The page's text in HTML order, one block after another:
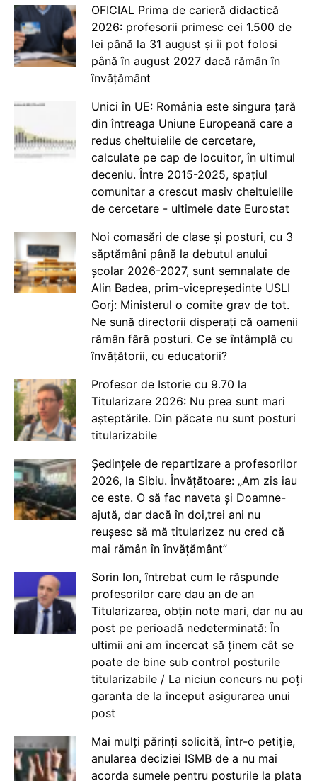
OFICIAL Prima de carieră didactică
2026: profesorii primesc cei 1.500 de
lei până la 31 august și îi pot folosi
până în august 2027 dacă rămân în
învățământ
Unici în UE: România este singura țară
din întreaga Uniune Europeană care a
redus cheltuielile de cercetare,
calculate pe cap de locuitor, în ultimul
deceniu. Între 2015-2025, spațiul
comunitar a crescut masiv cheltuielile
de cercetare - ultimele date Eurostat
Noi comasări de clase și posturi, cu 3
săptămâni până la debutul anului
școlar 2026-2027, sunt semnalate de
Alin Badea, prim-vicepreședinte USLI
Gorj: Ministerul o comite grav de tot.
Ne sună directorii disperați că oamenii
rămân fără posturi. Ce se întâmplă cu
învățătorii, cu educatorii?
Profesor de Istorie cu 9.70 la
Titularizare 2026: Nu prea sunt mari
așteptările. Din păcate nu sunt posturi
titularizabile
Ședințele de repartizare a profesorilor
2026, la Sibiu. Învățătoare: „Am zis iau
ce este. O să fac naveta și Doamne-
ajută, dar dacă în doi,trei ani nu
reușesc să mă titularizez nu cred că
mai rămân în învățământ”
Sorin Ion, întrebat cum le răspunde
profesorilor care dau an de an
Titularizarea, obțin note mari, dar nu au
post pe perioadă nedeterminată: În
ultimii ani am încercat să ținem cât se
poate de bine sub control posturile
titularizabile / La niciun concurs nu poți
garanta de la început asigurarea unui
post
Mai mulți părinți solicită, într-o petiție,
anularea deciziei ISMB de a nu mai
acorda sumele pentru posturile la plata